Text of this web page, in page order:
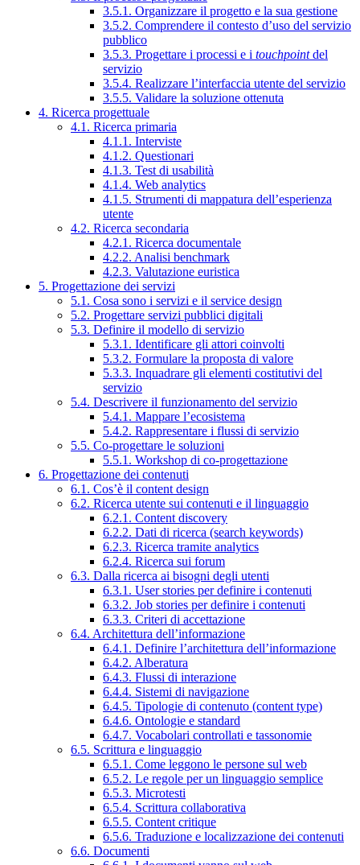
3.5.1. Organizzare il progetto e la sua gestione
3.5.2. Comprendere il contesto d’uso del servizio
pubblico
3.5.3. Progettare i processi e i touchpointdel
servizio
3.5.4. Realizzare l’interfaccia utente del servizio
3.5.5. Validare la soluzione ottenuta
4. Ricerca progettuale
4.1. Ricerca primaria
4.1.1. Interviste
4.1.2. Questionari
4.1.3. Test di usabilità
4.1.4. Web analytics
4.1.5. Strumenti di mappatura dell’esperienza
utente
4.2. Ricerca secondaria
4.2.1. Ricerca documentale
4.2.2. Analisi benchmark
4.2.3. Valutazione euristica
5. Progettazione dei servizi
5.1. Cosa sono i servizi e il service design
5.2. Progettare servizi pubblici digitali
5.3. Definire il modello di servizio
5.3.1. Identificare gli attori coinvolti
5.3.2. Formulare la proposta di valore
5.3.3. Inquadrare gli elementi costitutivi del
servizio
5.4. Descrivere il funzionamento del servizio
5.4.1. Mappare l’ecosistema
5.4.2. Rappresentare i flussi di servizio
5.5. Co-progettare le soluzioni
5.5.1. Workshop di co-progettazione
6. Progettazione dei contenuti
6.1. Cos’è il content design
6.2. Ricerca utente sui contenuti e il linguaggio
6.2.1. Content discovery
6.2.2. Dati di ricerca (search keywords)
6.2.3. Ricerca tramite analytics
6.2.4. Ricerca sui forum
6.3. Dalla ricerca ai bisogni degli utenti
6.3.1. User stories per definire i contenuti
6.3.2. Job stories per definire i contenuti
6.3.3. Criteri di accettazione
6.4. Architettura dell’informazione
6.4.1. Definire l’architettura dell’informazione
6.4.2. Alberatura
6.4.3. Flussi di interazione
6.4.4. Sistemi di navigazione
6.4.5. Tipologie di contenuto (content type)
6.4.6. Ontologie e standard
6.4.7. Vocabolari controllati e tassonomie
6.5. Scrittura e linguaggio
6.5.1. Come leggono le persone sul web
6.5.2. Le regole per un linguaggio semplice
6.5.3. Microtesti
6.5.4. Scrittura collaborativa
6.5.5. Content critique
6.5.6. Traduzione e localizzazione dei contenuti
6.6. Documenti